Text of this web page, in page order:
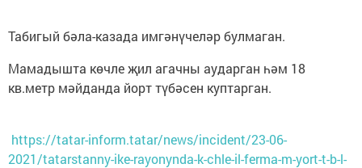
Табигый бәла-казада имгәнүчеләр булмаган.
Мамадышта көчле җил агачны аударган һәм 18
кв.метр мәйданда йорт түбәсен куптарган.
https://tatar-inform.tatar/news/incident/23-06-
2021/tatarstanny-ike-rayonynda-k-chle-il-ferma-m-yort-t-b-l-